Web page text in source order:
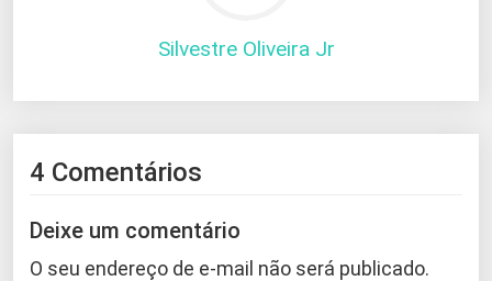
Silvestre Oliveira Jr
4 Comentários
Deixe um comentário
O seu endereço de e-mail não será publicado.